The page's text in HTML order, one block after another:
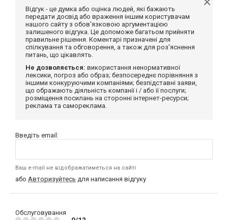
Відгук - це думка або оцінка людей, які бажають
передати досвід або враження іншим користувачам
нашого сайту з обов'язковою аргументацією
залишеного відгука. Це допоможе багатьом прийняти
правильне рішення. Коментарі призначені для
спілкування та обговорення, а також для роз'яснення
питань, що цікавлять.
Не дозволяється: використання ненормативної
лексики, погроз або образ; безпосереднє порівняння з
іншими конкуруючими компаніями; безпідставні заяви,
що ображають діяльність компанії і / або її послуги;
розміщення посилань на сторонні інтернет-ресурси;
реклама та самореклама.
Введіть email:
Ваш e-mail не відображатиметься на сайті
або Авторизуйтесь для написання відгуку
Обслуговування